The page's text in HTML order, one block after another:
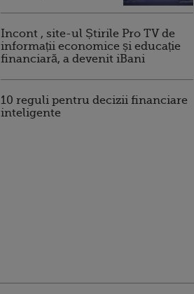
Incont , site-ul Știrile Pro TV de
informații economice și educație
financiară, a devenit iBani
10 reguli pentru decizii financiare
inteligente